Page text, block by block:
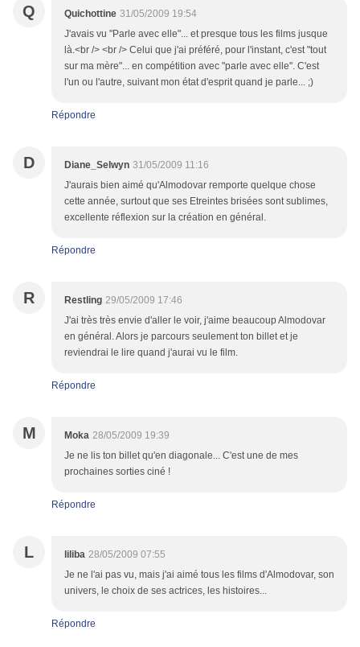
Q Quichottine 31/05/2009 19:54
J'avais vu "Parle avec elle"... et presque tous les films jusque
là.<br /> <br /> Celui que j'ai préféré, pour l'instant, c'est "tout
sur ma mère"... en compétition avec "parle avec elle". C'est
l'un ou l'autre, suivant mon état d'esprit quand je parle... ;)
Répondre
D Diane_Selwyn 31/05/2009 11:16
J'aurais bien aimé qu'Almodovar remporte quelque chose
cette année, surtout que ses Etreintes brisées sont sublimes,
excellente réflexion sur la création en général.
Répondre
R Restling 29/05/2009 17:46
J'ai très très envie d'aller le voir, j'aime beaucoup Almodovar
en général. Alors je parcours seulement ton billet et je
reviendrai le lire quand j'aurai vu le film.
Répondre
M Moka 28/05/2009 19:39
Je ne lis ton billet qu'en diagonale... C'est une de mes
prochaines sorties ciné !
Répondre
L liliba 28/05/2009 07:55
Je ne l'ai pas vu, mais j'ai aimé tous les films d'Almodovar, son
univers, le choix de ses actrices, les histoires...
Répondre